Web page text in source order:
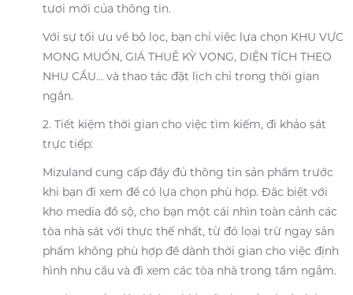
tươi mới của thông tin.
Với sự tối ưu về bộ lọc, bạn chỉ việc lựa chọn KHU VỰC
MONG MUỐN, GIÁ THUÊ KỲ VỌNG, DIỆN TÍCH THEO
NHU CẦU… và thao tác đặt lịch chỉ trong thời gian
ngắn.
2. Tiết kiệm thời gian cho việc tìm kiếm, đi khảo sát
trực tiếp:
Mizuland cung cấp đầy đủ thông tin sản phẩm trước
khi bạn đi xem để có lựa chọn phù hợp. Đặc biệt với
kho media đồ sộ, cho bạn một cái nhìn toàn cảnh các
tòa nhà sát với thực thế nhất, từ đó loại trừ ngay sản
phẩm không phù hợp để dành thời gian cho việc định
hình nhu cầu và đi xem các tòa nhà trong tầm ngắm.